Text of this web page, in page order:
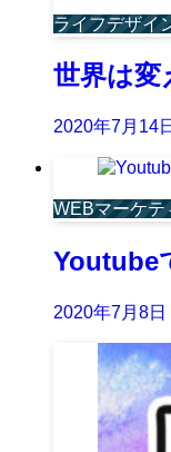
ライフデザイ
世界は変
2020年7月14日
WEBマーケテ
Youtube
2020年7月8日